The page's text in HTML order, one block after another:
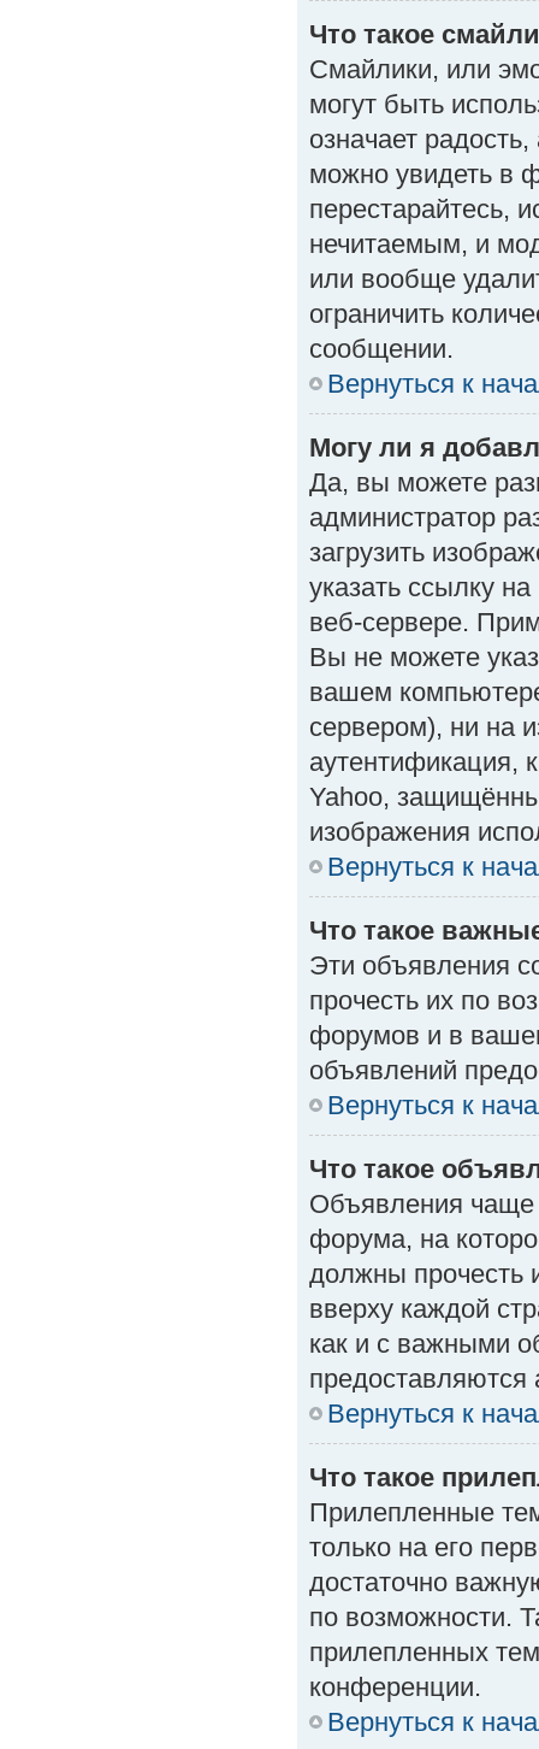
Что такое
Смайлики, или
могут быть
означает
можно увидеть в
перестарайтесь,
нечитаемым, и
или вообще
ограничить
сообщении.
Вернуться к
Могу ли я
Да, вы можете
администратор
загрузить
указать ссылку
веб-сервере.
Вы не можете
вашем
сервером), ни на
аутентификация,
Yahoo,
изображения
Вернуться к
Что такое
Эти объявления
прочесть их по
форумов и в
объявлений
Вернуться к
Что такое
Объявления
форума, на
должны прочесть
вверху каждой
как и с важными
предоставляются
Вернуться к
Что такое
Прилепленные
только на его
достаточно
по возможности.
прилепленных
конференции.
Вернуться к